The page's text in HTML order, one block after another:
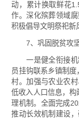
动，累计换取鲜花
作。深化殡葬领域
积极倡导文明祭祀新
7、巩固脱贫攻
一是健全衔接
员挂钩联系乡镇制
村。加强与农业农
低收入人口信息，
理机制。全面完成
推动长效机制建设